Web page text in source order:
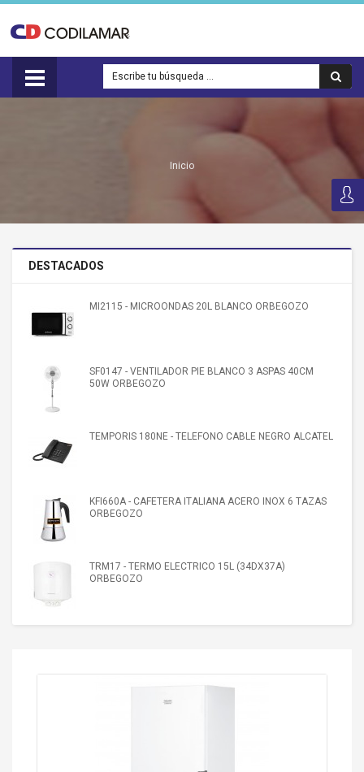
Inicio
DESTACADOS
MI2115 - MICROONDAS 20L BLANCO ORBEGOZO
SF0147 - VENTILADOR PIE BLANCO 3 ASPAS 40CM
50W ORBEGOZO
TEMPORIS 180NE - TELEFONO CABLE NEGRO ALCATEL
KFI660A - CAFETERA ITALIANA ACERO INOX 6 TAZAS
ORBEGOZO
TRM17 - TERMO ELECTRICO 15L (34DX37A)
ORBEGOZO